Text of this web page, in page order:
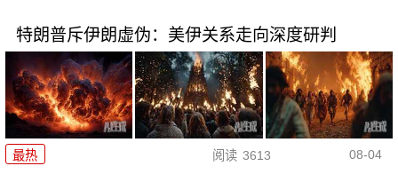
特朗普斥伊朗虚伪：美伊关系走向深度研判
最热 阅读 3613 08-04